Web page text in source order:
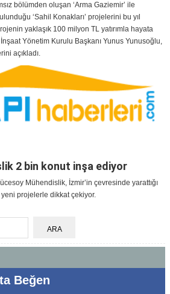
bölümden oluşan ‘Arma Gaziemir’ ile
‘Sahil Konakları’ projelerini bu yıl
yaklaşık 100 milyon TL yatırımla hayata
Yönetim Kurulu Başkanı Yunus Yunusoğlu,
açıkladı.
2 bin konut inşa ediyor
Mühendislik, İzmir’in çevresinde yarattığı
projelerle dikkat çekiyor.
Beğen